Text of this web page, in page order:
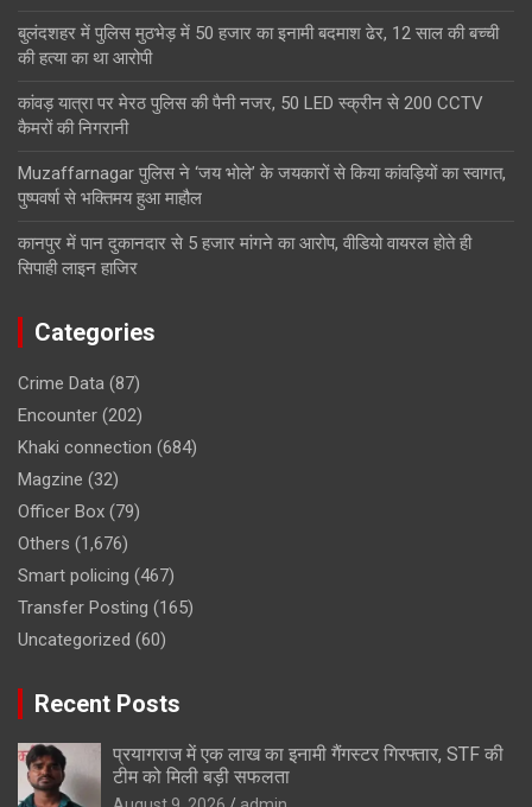
बुलंदशहर में पुलिस मुठभेड़ में 50 हजार का इनामी बदमाश ढेर, 12 साल की बच्ची
की हत्या का था आरोपी
कांवड़ यात्रा पर मेरठ पुलिस की पैनी नजर, 50 LED स्क्रीन से 200 CCTV
कैमरों की निगरानी
Muzaffarnagar पुलिस ने ‘जय भोले’ के जयकारों से किया कांवड़ियों का स्वागत,
पुष्पवर्षा से भक्तिमय हुआ माहौल
कानपुर में पान दुकानदार से 5 हजार मांगने का आरोप, वीडियो वायरल होते ही
सिपाही लाइन हाजिर
Categories
Crime Data (87)
Encounter (202)
Khaki connection (684)
Magzine (32)
Officer Box (79)
Others (1,676)
Smart policing (467)
Transfer Posting (165)
Uncategorized (60)
Recent Posts
प्रयागराज में एक लाख का इनामी गैंगस्टर गिरफ्तार, STF की
टीम को मिली बड़ी सफलता